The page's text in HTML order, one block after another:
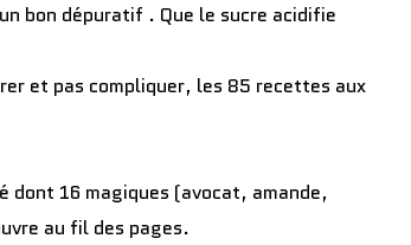
bon dépuratif . Que le sucre acidifie
et pas compliquer, les 85 recettes aux
16 magiques (avocat, amande,
au fil des pages.